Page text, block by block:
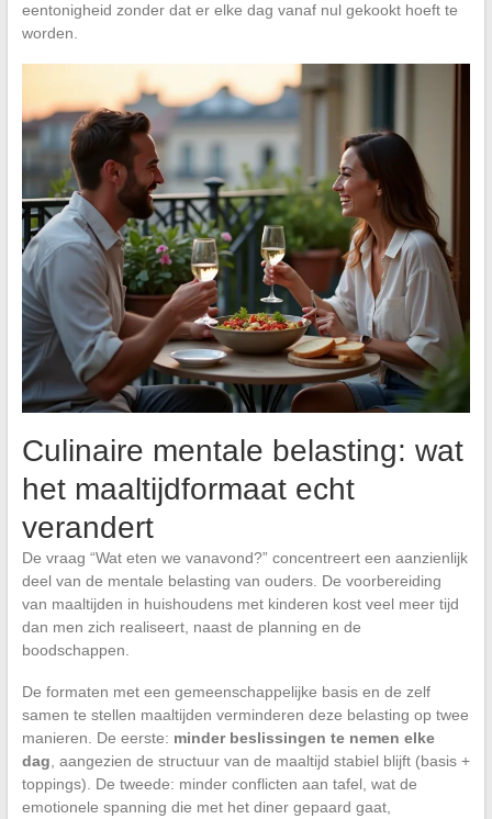
eentonigheid zonder dat er elke dag vanaf nul gekookt hoeft te
worden.
Culinaire mentale belasting: wat
het maaltijdformaat echt
verandert
De vraag “Wat eten we vanavond?” concentreert een aanzienlijk
deel van de mentale belasting van ouders. De voorbereiding
van maaltijden in huishoudens met kinderen kost veel meer tijd
dan men zich realiseert, naast de planning en de
boodschappen.
De formaten met een gemeenschappelijke basis en de zelf
samen te stellen maaltijden verminderen deze belasting op twee
manieren. De eerste: minder beslissingen te nemen elke
dag , aangezien de structuur van de maaltijd stabiel blijft (basis +
toppings). De tweede: minder conflicten aan tafel, wat de
emotionele spanning die met het diner gepaard gaat,